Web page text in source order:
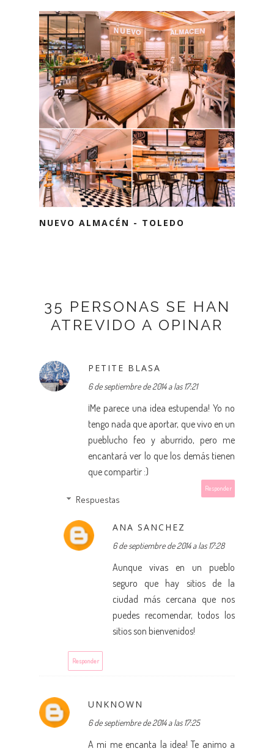
NUEVO ALMACÉN - TOLEDO
35 PERSONAS SE HAN
ATREVIDO A OPINAR
PETITE BLASA
6 de septiembre de 2014 a las 17:21
¡Me parece una idea estupenda! Yo no
tengo nada que aportar, que vivo en un
pueblucho feo y aburrido, pero me
encantará ver lo que los demás tienen
que compartir :)
Responder
Respuestas
ANA SANCHEZ
6 de septiembre de 2014 a las 17:28
Aunque vivas en un pueblo
seguro que hay sitios de la
ciudad más cercana que nos
puedes recomendar, todos los
sitios son bienvenidos!
Responder
UNKNOWN
6 de septiembre de 2014 a las 17:25
A mi me encanta la idea! Te animo a